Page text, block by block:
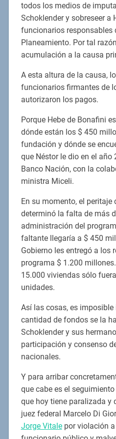
todos los medios de
Schoklender y sobreseer a
funcionarios responsables
Planeamiento. Por tal
acumulación a la causa
A esta altura de la causa,
funcionarios firmantes de
autorizaron los pagos.
Porque Hebe de Bonafini
dónde están los $ 450
fundación y dónde se
que Néstor le dio en el
Banco Nación, con la
ministra Miceli.
En su momento, el peritaje
determinó la falta de más
administración del
faltante llegaría a $ 450
Gobierno les entregó a los
programa $ 1.200
15.000 viviendas sólo
unidades.
Así las cosas, es
cantidad de fondos se la
Schoklender y sus
participación y consenso
nacionales.
Y para arribar
que cabe es el
que hoy tiene paralizada y
juez federal Marcelo Di
Jorge Vitalepor violación a